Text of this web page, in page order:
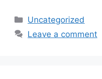
c
e
Categories
Uncategorized
Leave a comment